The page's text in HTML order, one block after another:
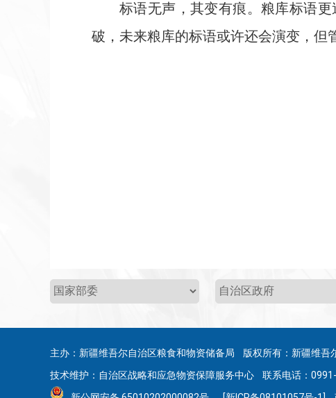
标语无声，其变有痕。粮库标语
破，未来粮库的标语或许还会演变，但
主办：新疆维吾尔自治区粮食和物资储备局 版权所有：新疆维吾
技术维护：自治区战略和应急物资保障服务中心 联系电话：